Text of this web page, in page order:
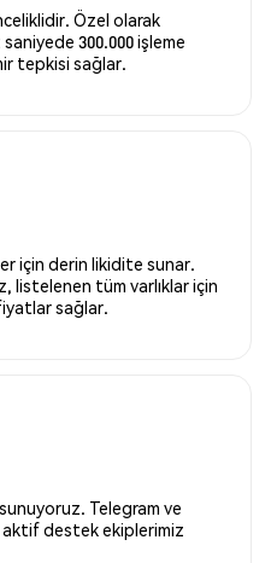
Özel olarak
300.000 işleme
tepkisi sağlar.
için derin likidite sunar.
listelenen tüm varlıklar için
sağlar.
Telegram ve
aktif destek ekiplerimiz